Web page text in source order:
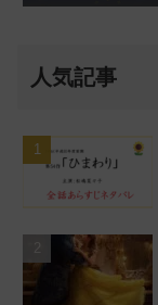
人気記事